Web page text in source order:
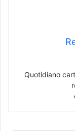
Quotidiano